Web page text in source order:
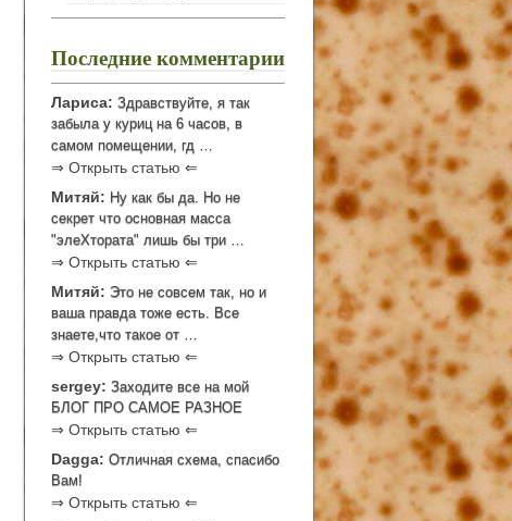
Последние комментарии
Лариса: Здравствуйте, я так
забыла у куриц на 6 часов, в
самом помещении, гд …
⇒ Открыть статью ⇐
Митяй: Ну как бы да. Но не
секрет что основная масса
"элеХтората" лишь бы три …
⇒ Открыть статью ⇐
Митяй: Это не совсем так, но и
ваша правда тоже есть. Все
знаете,что такое от …
⇒ Открыть статью ⇐
sergey: Заходите все на мой
БЛОГ ПРО САМОЕ РАЗНОЕ
⇒ Открыть статью ⇐
Dagga: Отличная схема, спасибо
Вам!
⇒ Открыть статью ⇐